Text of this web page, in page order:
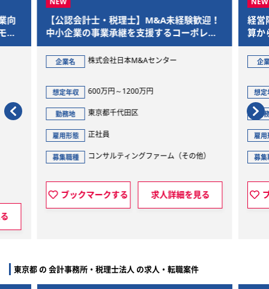
向
ー
【公認会計士・税理士】M&A未経験歓迎！
中小企業の事業承継を支援するコーポレー
トアドバイザー
企業名 株式会社日本M&Aセンター
想定年収 600万円～1200万円
勤務地 東京都千代田区
雇用形態 正社員
募集職種 コンサルティングファーム（その他）
ブックマークする 求人詳細を見る
経営
算か
を一
企
想定
勤
雇用
募集
東京都 の 会計事務所・税理士法人 の求人・転職案件